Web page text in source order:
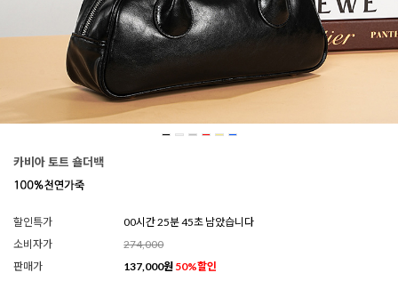
카비아 토트 숄더백
할인특가
00시간 25분 43초 남았습니다
소비자가
274,000
판매가
137,000원 50%할인